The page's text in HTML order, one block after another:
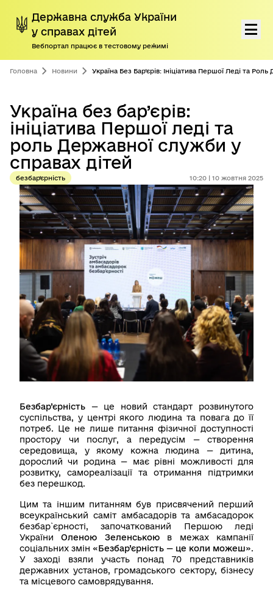
Перейти до основного контенту
Державна служба України
у справах дітей
Вебпортал працює в тестовому режимі
Про нас
Програми підтримки дітей і сімей
Громадянам
Пресцентр
Дорадчі органи
Антикорупційна діяльність
Контакти
Пошук
Українська
Налаштування доступності
Головна Новини Україна Без Бар’єрів: Ініціатива Першої Леді та
Україна без бар’єрів:
ініціатива Першої леді та
роль Державної служби у
справах дітей
безбар'єрність 10:20 | 10 жовтня 2025
Безбар’єрність — це новий стандарт розвинутого
суспільства, у центрі якого людина та повага до її
потреб. Це не лише питання фізичної доступності
простору чи послуг, а передусім — створення
середовища, у якому кожна людина — дитина,
дорослий чи родина — має рівні можливості для
розвитку, самореалізації та отримання підтримки
без перешкод.
Цим та іншим питанням був присвячений перший
всеукраїнський саміт амбасадорів та амбасадорок
безбар`єрності, започаткований Першою леді
УкраїниОленою Зеленськоюв межах кампанії
соціальних змін «Безбар’єрність — це коли можеш».
У заході взяли участь понад 70 представників
державних установ, громадського сектору, бізнесу
та місцевого самоврядування.